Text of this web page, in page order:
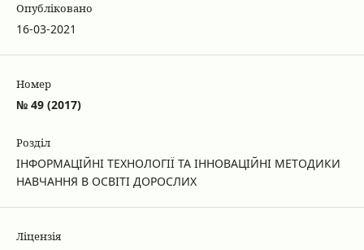
Опубліковано
16-03-2021
Номер
№ 49 (2017)
Розділ
ІНФОРМАЦІЙНІ ТЕХНОЛОГІЇ ТА ІННОВАЦІЙНІ МЕТОДИКИ
НАВЧАННЯ В ОСВІТІ ДОРОСЛИХ
Ліцензія